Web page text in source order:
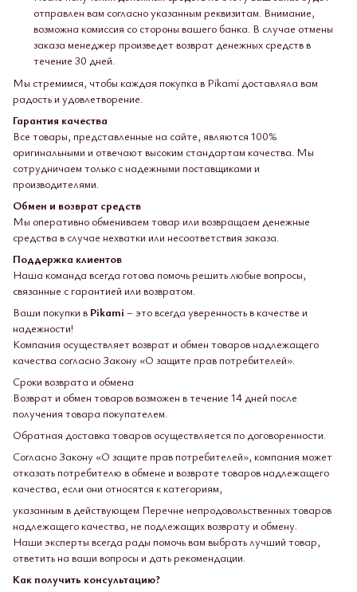
отправлен вам согласно указанным реквизитам. Внимание,
возможна комиссия со стороны вашего банка. В случае отмены
заказа менеджер произведет возврат денежных средств в
течение 30 дней.
Мы стремимся, чтобы каждая покупка в Pikami доставляла вам
радость и удовлетворение.
Гарантия качества
Все товары, представленные на сайте, являются 100%
оригинальными и отвечают высоким стандартам качества. Мы
сотрудничаем только с надежными поставщиками и
производителями.
Обмен и возврат средств
Мы оперативно обмениваем товар или возвращаем денежные
средства в случае нехватки или несоответствия заказа.
Поддержка клиентов
Наша команда всегда готова помочь решить любые вопросы,
связанные с гарантией или возвратом.
Ваши покупки в Pikami – это всегда уверенность в качестве и
надежности!
Компания осуществляет возврат и обмен товаров надлежащего
качества согласно Закону «О защите прав потребителей».
Сроки возврата и обмена
Возврат и обмен товаров возможен в течение 14 дней после
получения товара покупателем.
Обратная доставка товаров осуществляется по договоренности.
Согласно Закону «О защите прав потребителей», компания может
отказать потребителю в обмене и возврате товаров надлежащего
качества, если они относятся к категориям,
указанным в действующем Перечне непродовольственных товаров
надлежащего качества, не подлежащих возврату и обмену.
Наши эксперты всегда рады помочь вам выбрать лучший товар,
ответить на ваши вопросы и дать рекомендации.
Как получить консультацию?